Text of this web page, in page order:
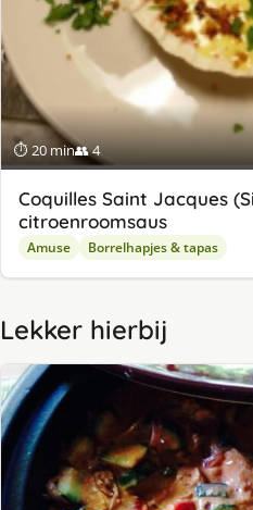
⏱ 20 min👥 4
Coquilles Saint Jacques
citroenroomsaus
Amuse Borrelhapjes & tapas
Lekker hierbij